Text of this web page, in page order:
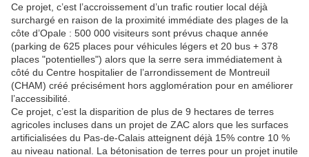
Ce projet, c’est l’accroissement d’un trafic routier local déjà
surchargé en raison de la proximité immédiate des plages de la
côte d’Opale : 500 000 visiteurs sont prévus chaque année
(parking de 625 places pour véhicules légers et 20 bus + 378
places "potentielles") alors que la serre sera immédiatement à
côté du Centre hospitalier de l’arrondissement de Montreuil
(CHAM) créé précisément hors agglomération pour en améliorer
l’accessibilité.
Ce projet, c’est la disparition de plus de 9 hectares de terres
agricoles incluses dans un projet de ZAC alors que les surfaces
artificialisées du Pas-de-Calais atteignent déjà 15% contre 10 %
au niveau national. La bétonisation de terres pour un projet inutile